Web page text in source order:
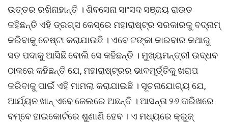
ଉତ୍ତର ରଖିନାହାନ୍ତି । ଶିବସେନା ସାଂସଦ ସଞ୍ଜୟ ରାଉତ
କହିଛନ୍ତି ଏହି ଡ୍ରଗ୍ସ କେସ୍ରେ ମହାରାଷ୍ଟ୍ର ସରକାରକୁ ବଦ୍ନାମ୍
କରିବାକୁ ଚେଷ୍ଟା କରାଯାଉଛି । ଏବେ ଟଙ୍କା କାରବାର କଥାରୁ
ସତ ପଦାକୁ ଆସିଛି ବୋଲି ସେ କହିଛନ୍ତି । ମୁଖ୍ୟମନ୍ତ୍ରୀ ଉଦ୍ଧବ
ଠାକରେ କହିଛନ୍ତି ଯେ, ମହାରାଷ୍ଟ୍ରର ଭାବମୂର୍ତ୍ତିକୁ ଖରାପ
କରିବାକୁ ପାଇଁ ଏହି ମାମଲା କରାଯାଇଛି । ସୂଚନାଯୋଗ୍ୟ ଯେ,
ଆର୍ଯ୍ୟନ ଖାନ୍ ଏବେ ଜେଲରେ ଅଛନ୍ତି । ଆସନ୍ତା ୨୬ ତାରିଖରେ
ବମ୍ବେ ହାଇକୋର୍ଟରେ ଶୁଣାଣି ହେବ । ଏ ମଧ୍ୟରେ କ୍ରୁଜ୍